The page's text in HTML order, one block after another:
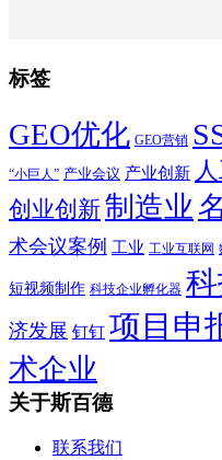
标签
GEO优化 GEO营销
“小巨人” 产业会议 产业创新
创业创新制造业
术会议案例 工业 工业互联网
短视频制作 科技企业孵化器
济发展 钉钉 项目申
术企业
关于斯百德
联系我们